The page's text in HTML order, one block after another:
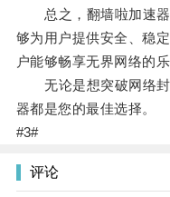
总之，翻墙啦加速器
够为用户提供安全、稳
户能够畅享无界网络的乐
无论是想突破网络封
器都是您的最佳选择。
#3#
评论